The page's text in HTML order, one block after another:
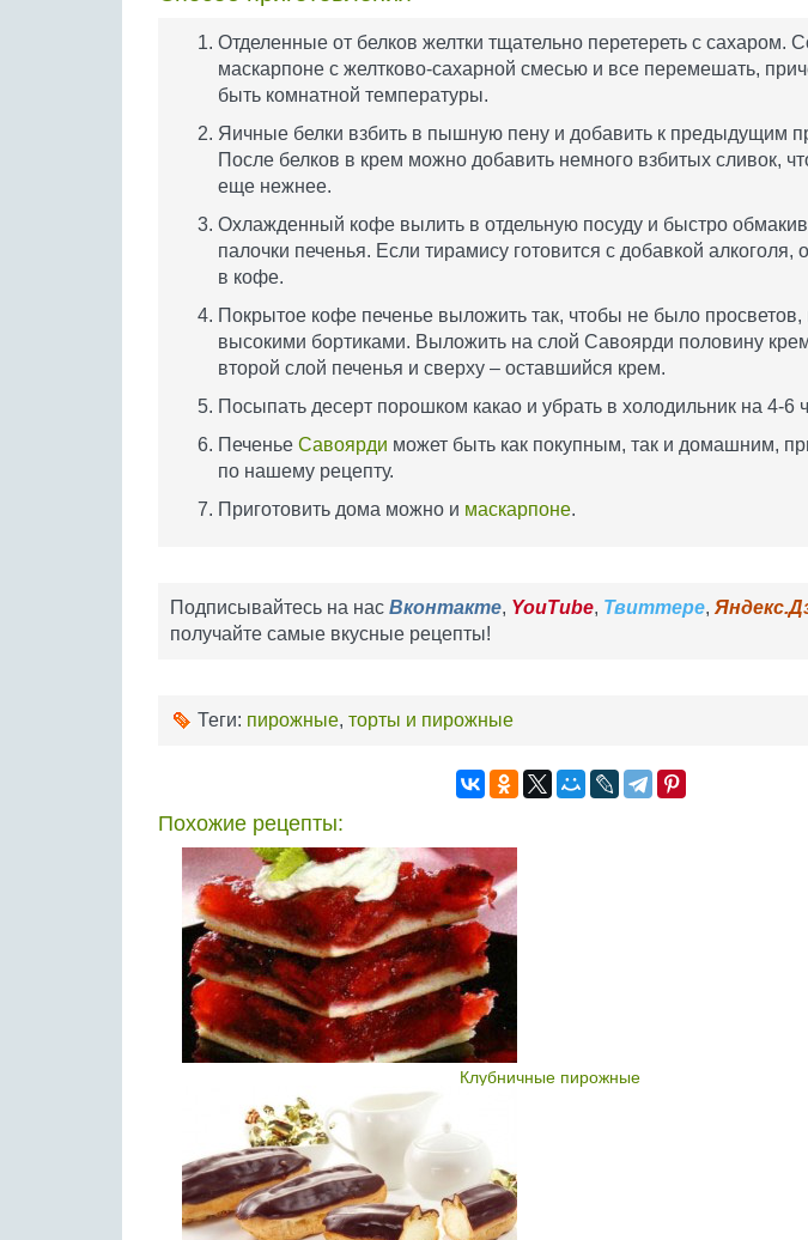
Отделенные от белков желтки тщательно перетереть с сахаром.
маскарпоне с желтково-сахарной смесью и все перемешать,
быть комнатной температуры.
Яичные белки взбить в пышную пену и добавить к предыдущим
После белков в крем можно добавить немного взбитых сливок,
еще нежнее.
Охлажденный кофе вылить в отдельную посуду и быстро
палочки печенья. Если тирамису готовится с добавкой алкоголя,
в кофе.
Покрытое кофе печенье выложить так, чтобы не было
высокими бортиками. Выложить на слой Савоярди половину
второй слой печенья и сверху – оставшийся крем.
Посыпать десерт порошком какао и убрать в холодильник на 4-6
Печенье Савоярди может быть как покупным, так и домашним,
по нашему рецепту.
Приготовить дома можно и маскарпоне.
Подписывайтесь на нас Вконтакте, YouTube, Твиттере,
получайте самые вкусные рецепты!
Теги: пирожные, торты и пирожные
Похожие рецепты:
Клубничные пирожные